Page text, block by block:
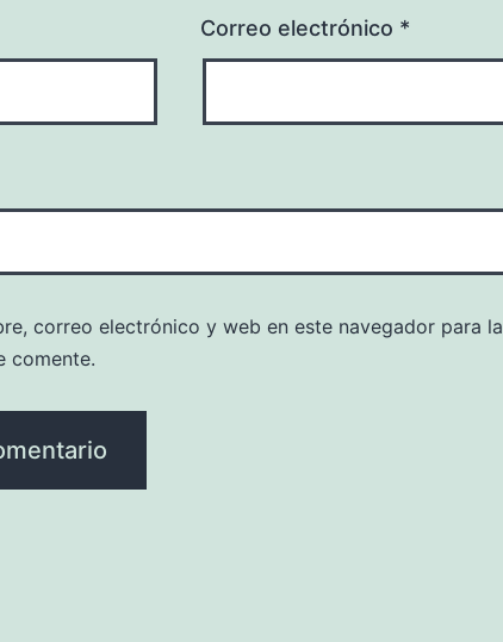
Correo electrónico *
correo electrónico y web en este navegador para la
comente.